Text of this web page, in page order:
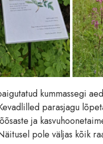
kummassegi
parasjagu
ja
pole väljas kõik